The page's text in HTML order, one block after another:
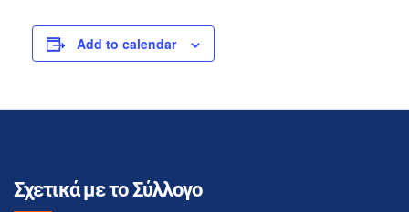
Add to calendar
Σχετικά με το Σύλλογο